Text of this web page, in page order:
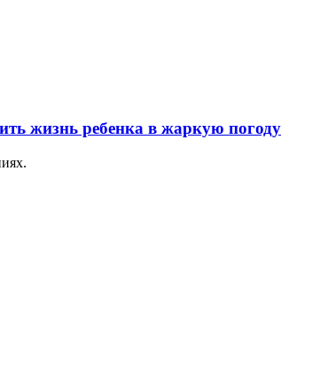
жизнь ребенка в жаркую погоду